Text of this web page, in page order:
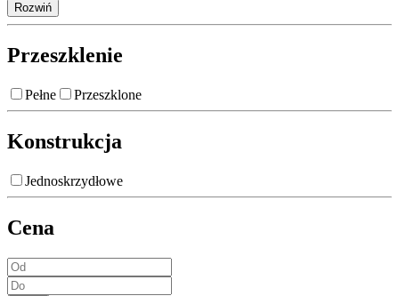
Rozwiń
Przeszklenie
Pełne Przeszklone
Konstrukcja
Jednoskrzydłowe
Cena